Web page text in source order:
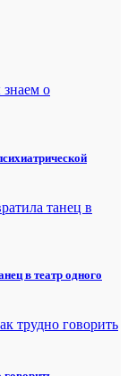
в театр одного